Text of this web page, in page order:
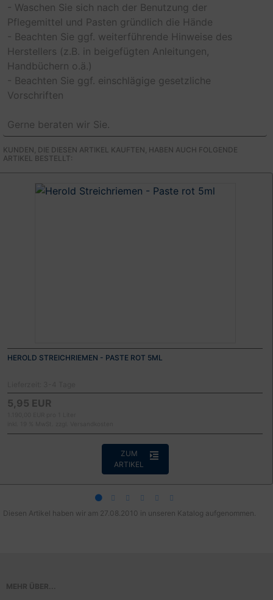
- Waschen Sie sich nach der Benutzung der
Pflegemittel und Pasten gründlich die Hände
- Beachten Sie ggf. weiterführende Hinweise des
Herstellers (z.B. in beigefügten Anleitungen,
Handbüchern o.ä.)
- Beachten Sie ggf. einschlägige gesetzliche
Vorschriften
Gerne beraten wir Sie.
KUNDEN, DIE DIESEN ARTIKEL KAUFTEN, HABEN AUCH FOLGENDE
ARTIKEL BESTELLT:
HEROLD STREICHRIEMEN - PASTE ROT 5ML
5,95 EUR
ZUM
ARTIKEL
Diesen Artikel haben wir am 27.08.2010 in unseren Katalog aufgenommen.
MEHR ÜBER...